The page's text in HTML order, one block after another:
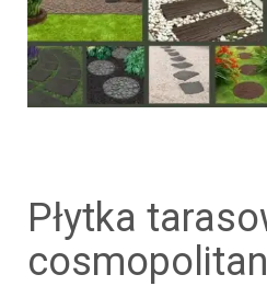
płytka tarasowa
cosmopolitan